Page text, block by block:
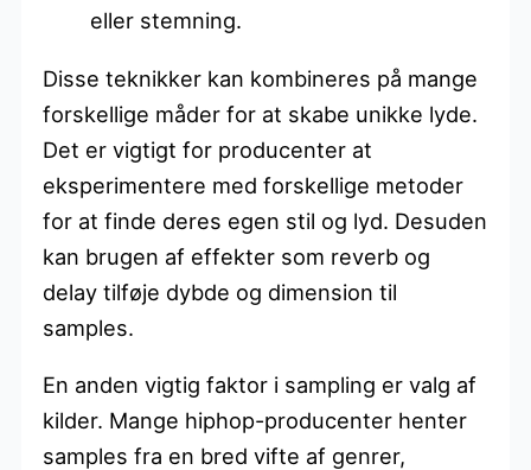
eller stemning.
Disse teknikker kan kombineres på mange
forskellige måder for at skabe unikke lyde.
Det er vigtigt for producenter at
eksperimentere med forskellige metoder
for at finde deres egen stil og lyd. Desuden
kan brugen af effekter som reverb og
delay tilføje dybde og dimension til
samples.
En anden vigtig faktor i sampling er valg af
kilder. Mange hiphop-producenter henter
samples fra en bred vifte af genrer,